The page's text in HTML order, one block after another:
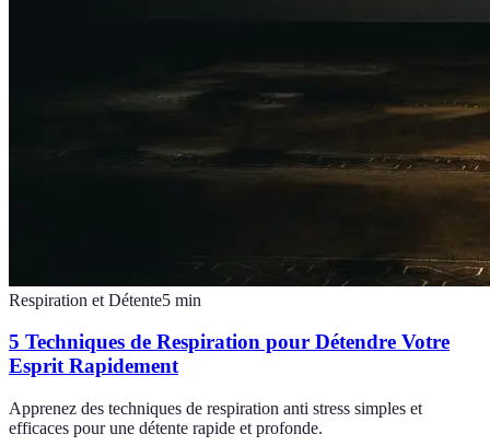
Respiration et Détente5 min
5 Techniques de Respiration pour Détendre Votre
Esprit Rapidement
Apprenez des techniques de respiration anti stress simples et
efficaces pour une détente rapide et profonde.